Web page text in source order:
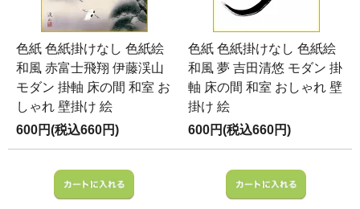
色紙 色紙掛けなし 色紙絵
和風 赤富士飛翔 伊藤渓山
モダン 掛軸 床の間 和室 お
しゃれ 壁掛け 絵
600円(税込660円)
色紙 色紙掛けなし 色紙絵
和風 夢 吉田清悠 モダン 掛
軸 床の間 和室 おしゃれ 壁
掛け 絵
600円(税込660円)